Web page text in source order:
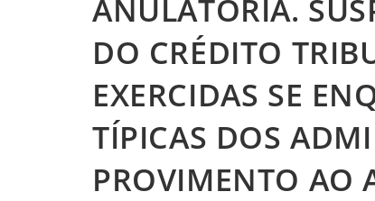
ANULATÓRIA.
DO CRÉDITO
EXERCIDAS SE
TÍPICAS DOS
PROVIMENTO AO